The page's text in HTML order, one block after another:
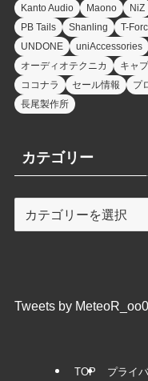
Kanto Audio
Maono NiZ
PB Tails
Shanling T-
UNDONE
uniAccessories
オーディオテクニカ
キャ
ココナラ
セール情報 プ
長尾製作所
カテゴリー
テ
Tweets by MeteoR_oo0
TOP プライ